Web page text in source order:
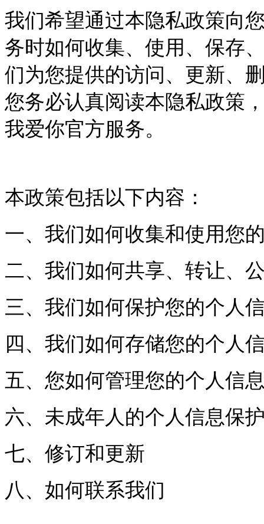
我们希望通过本隐私政策向
务时如何收集、使用、保存
们为您提供的访问、更新、
您务必认真阅读本隐私政策
我爱你官方服务。
本政策包括以下内容：
一、我们如何收集和使用您
二、我们如何共享、转让、
三、我们如何保护您的个人
四、我们如何存储您的个人
五、您如何管理您的个人信
六、未成年人的个人信息保
七、修订和更新
八、如何联系我们